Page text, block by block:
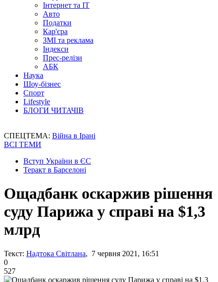
Інтернет та IT
Авто
Податки
Кар'єра
ЗМІ та реклама
Індекси
Прес-релізи
АБК
Наука
Шоу-бізнес
Спорт
Lifestyle
БЛОГИ ЧИТАЧІВ
СПЕЦТЕМА: Війна в Ірані
ВСІ ТЕМИ
Вступ України в ЄС
Теракт в Барселоні
Ощадбанк оскаржив рішення
суду Парижа у справі на $1,3
млрд
Текст: Надтока Світлана, 7 червня 2021, 16:51
0
527